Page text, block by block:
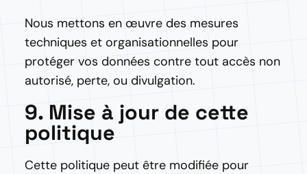
Nous mettons en œuvre des mesures
techniques et organisationnelles pour
protéger vos données contre tout accès non
autorisé, perte, ou divulgation.
9. Mise à jour de cette
politique
Cette politique peut être modifiée pour